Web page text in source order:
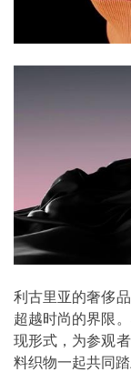
利古里亚的奢侈
超越时尚的界限
现形式，为参观
料织物一起共同